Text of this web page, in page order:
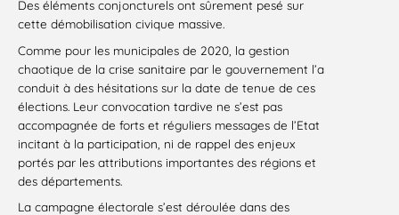
Des éléments conjoncturels ont sûrement pesé sur
cette démobilisation civique massive.
Comme pour les municipales de 2020, la gestion
chaotique de la crise sanitaire par le gouvernement l’a
conduit à des hésitations sur la date de tenue de ces
élections. Leur convocation tardive ne s’est pas
accompagnée de forts et réguliers messages de l’Etat
incitant à la participation, ni de rappel des enjeux
portés par les attributions importantes des régions et
des départements.
La campagne électorale s’est déroulée dans des